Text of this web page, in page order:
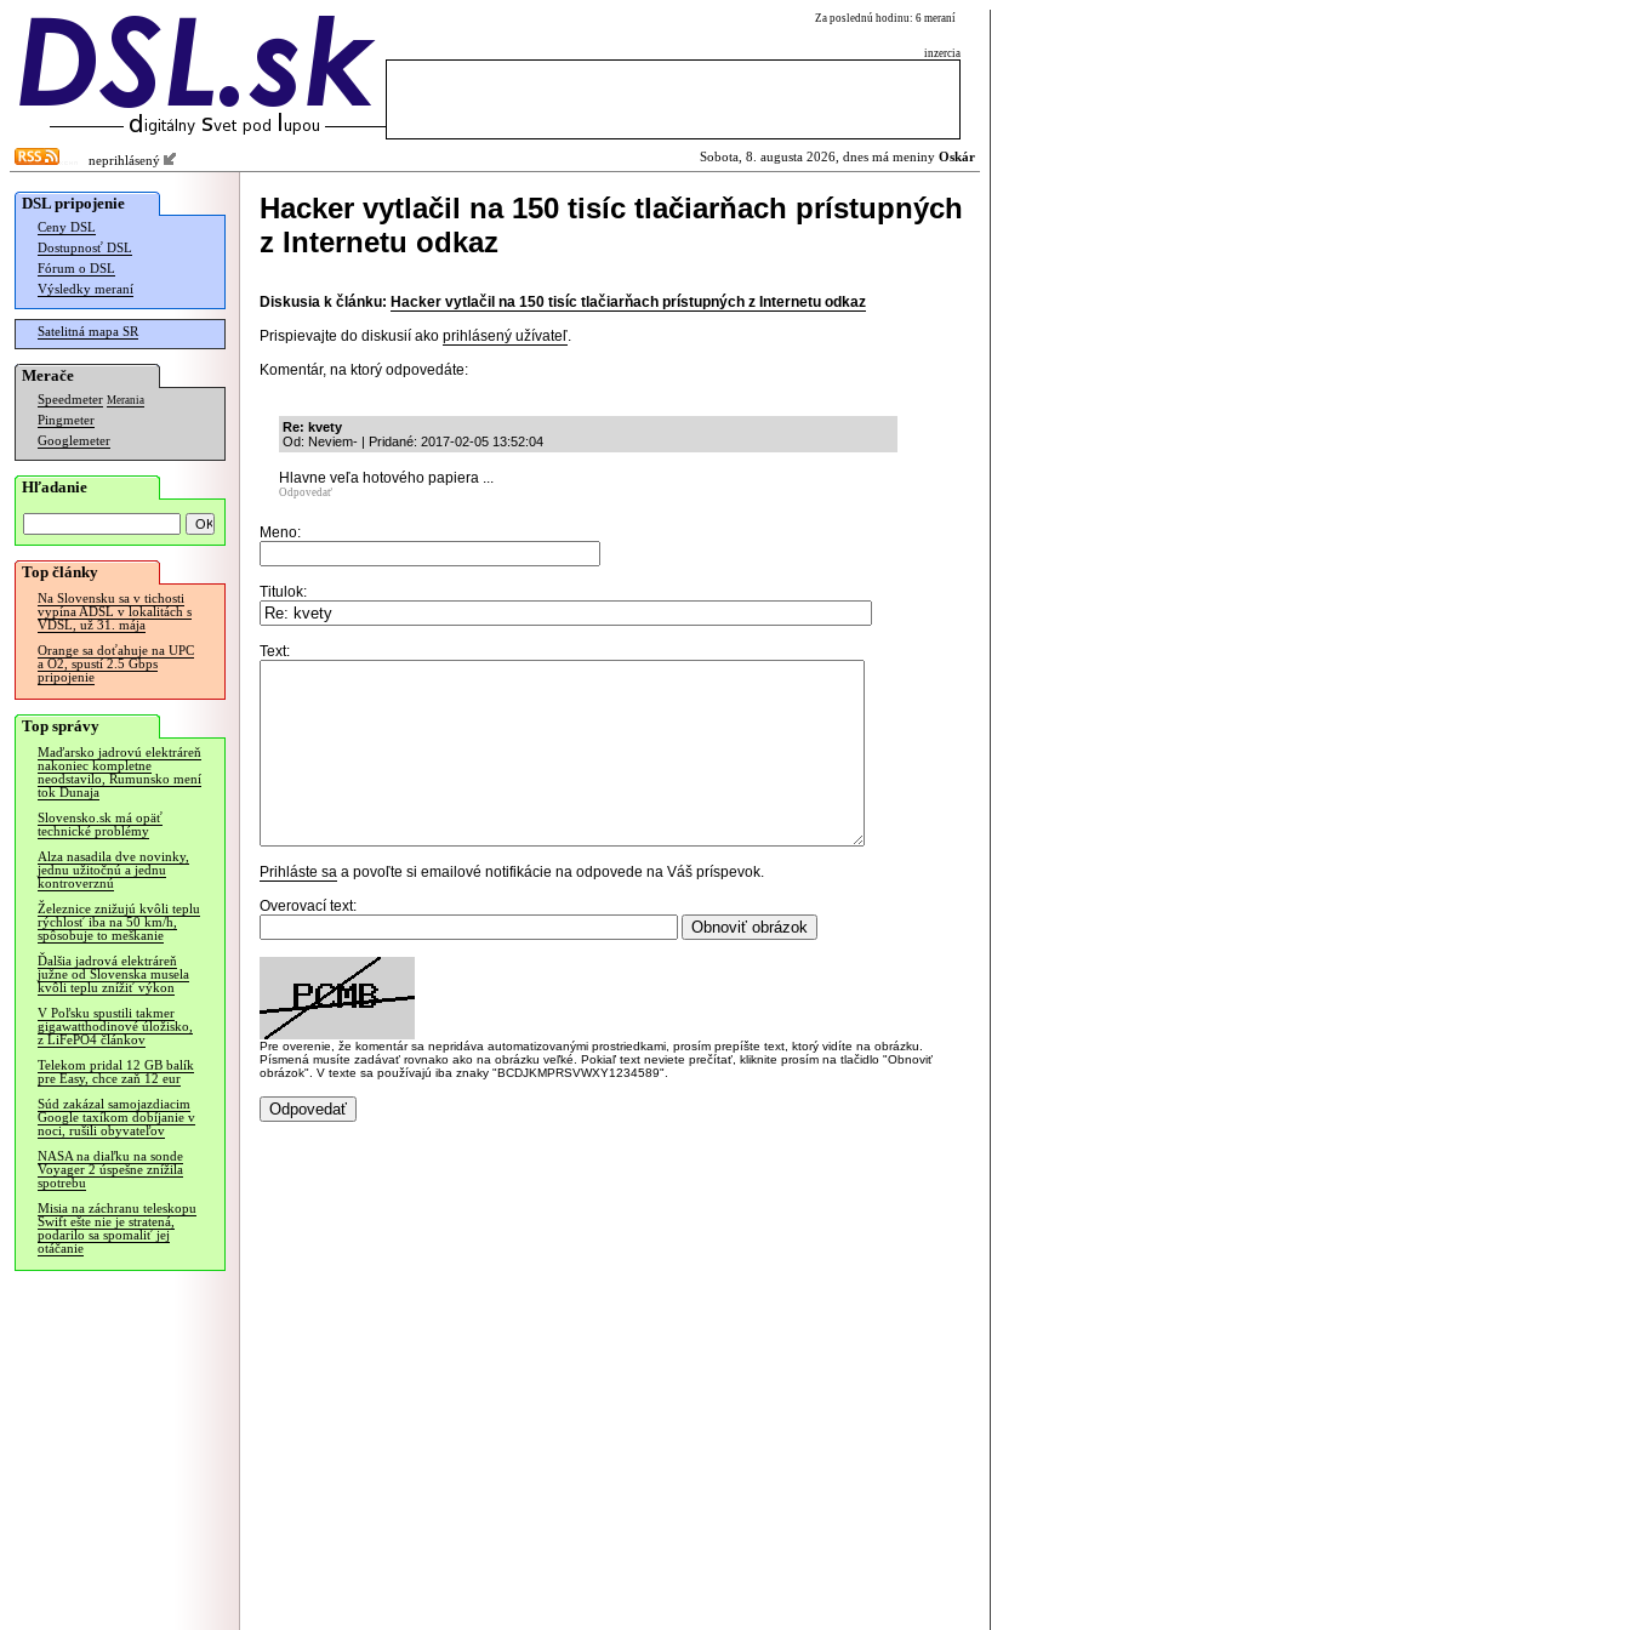
Za poslednú hodinu: 6 meraní
inzercia
neprihlásený Sobota, 8. augusta 2026, dnes má meniny Oskár
DSL pripojenie
Ceny DSL
Dostupnosť DSL
Fórum o DSL
Výsledky meraní
Satelitná mapa SR
Merače
Speedmeter Merania
Pingmeter
Googlemeter
Hľadanie
Top články
Na Slovensku sa v tichosti
vypína ADSL v lokalitách s
VDSL, už 31. mája
Orange sa doťahuje na UPC
a O2, spustí 2.5 Gbps
pripojenie
Top správy
Maďarsko jadrovú elektráreň
nakoniec kompletne
neodstavilo, Rumunsko mení
tok Dunaja
Slovensko.sk má opäť
technické problémy
Alza nasadila dve novinky,
jednu užitočnú a jednu
kontroverznú
Železnice znižujú kvôli teplu
rýchlosť iba na 50 km/h,
spôsobuje to meškanie
Ďalšia jadrová elektráreň
južne od Slovenska musela
kvôli teplu znížiť výkon
V Poľsku spustili takmer
gigawatthodinové úložisko,
z LiFePO4 článkov
Telekom pridal 12 GB balík
pre Easy, chce zaň 12 eur
Súd zakázal samojazdiacim
Google taxíkom dobíjanie v
noci, rušili obyvateľov
NASA na diaľku na sonde
Voyager 2 úspešne znížila
spotrebu
Misia na záchranu teleskopu
Swift ešte nie je stratená,
podarilo sa spomaliť jej
otáčanie
Hacker vytlačil na 150 tisíc tlačiarňach prístupných
z Internetu odkaz
Diskusia k článku: Hacker vytlačil na 150 tisíc tlačiarňach prístupných z Internetu odkaz
Prispievajte do diskusií ako prihlásený užívateľ.
Komentár, na ktorý odpovedáte:
Re: kvety
Od: Neviem- | Pridané: 2017-02-05 13:52:04
Hlavne veľa hotového papiera ...
Odpovedať
Meno:
Titulok:
Text:
Prihláste sa a povoľte si emailové notifikácie na odpovede na Váš príspevok.
Overovací text:
Pre overenie, že komentár sa nepridáva automatizovanými prostriedkami, prosím prepíšte text, ktorý vidíte na obrázku.
Písmená musíte zadávať rovnako ako na obrázku veľké. Pokiaľ text neviete prečítať, kliknite prosím na tlačidlo "Obnoviť
obrázok". V texte sa používajú iba znaky "BCDJKMPRSVWXY1234589".